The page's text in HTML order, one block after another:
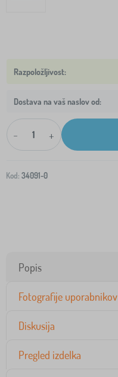
Dostava na vaš naslov od:
- +
Kod: 34091-0
Popis
Fotografije uporabnikov
Diskusija
Pregled izdelka